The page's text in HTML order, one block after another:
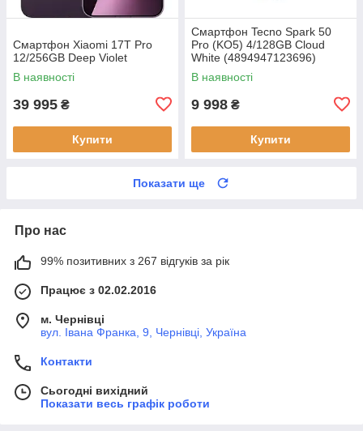
Смартфон Xiaomi 17T Pro
12/256GB Deep Violet
В наявності
39 995 ₴
Купити
Смартфон Tecno Spark 50
Pro (KO5) 4/128GB Cloud
White (4894947123696)
В наявності
9 998 ₴
Купити
Показати ще
Про нас
99% позитивних з 267 відгуків за рік
Працює з 02.02.2016
м. Чернівці
вул. Івана Франка, 9, Чернівці, Україна
Контакти
Сьогодні вихідний
Показати весь графік роботи